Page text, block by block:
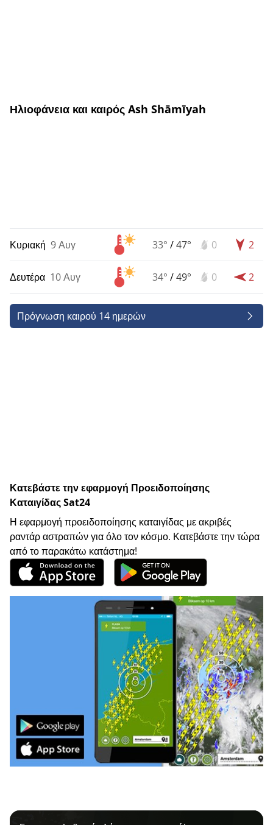
Ηλιοφάνεια και καιρός Ash Shāmīyah
Κυριακή 9 Αυγ 33° /47° 0 2
Δευτέρα 10 Αυγ 34° /49° 0 2
Πρόγνωση καιρού 14 ημερών
Κατεβάστε την εφαρμογή Προειδοποίησης
Καταιγίδας Sat24
Η εφαρμογή προειδοποίησης καταιγίδας με ακριβές
ραντάρ αστραπών για όλο τον κόσμο. Κατεβάστε την τώρα
από το παρακάτω κατάστημα!